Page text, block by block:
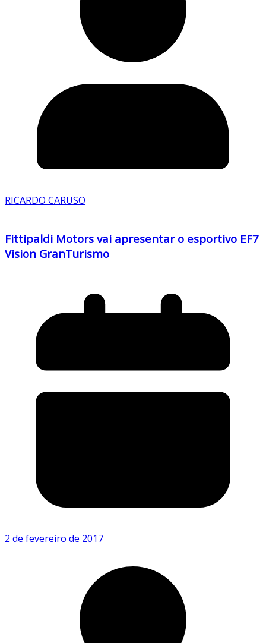
RICARDO CARUSO
Fittipaldi Motors vai apresentar o esportivo EF7
Vision GranTurismo
2 de fevereiro de 2017